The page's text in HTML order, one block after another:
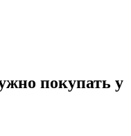
покупать у